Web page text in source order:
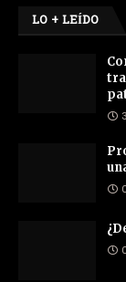
LO + LEÍDO